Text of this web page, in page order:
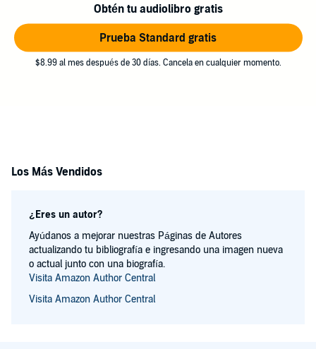
Obtén tu audiolibro gratis
Prueba Standard gratis
$8.99 al mes después de 30 días. Cancela en cualquier momento.
Los Más Vendidos
¿Eres un autor?
Ayúdanos a mejorar nuestras Páginas de Autores
actualizando tu bibliografía e ingresando una imagen nueva
o actual junto con una biografía.
Visita Amazon Author Central
Visita Amazon Author Central